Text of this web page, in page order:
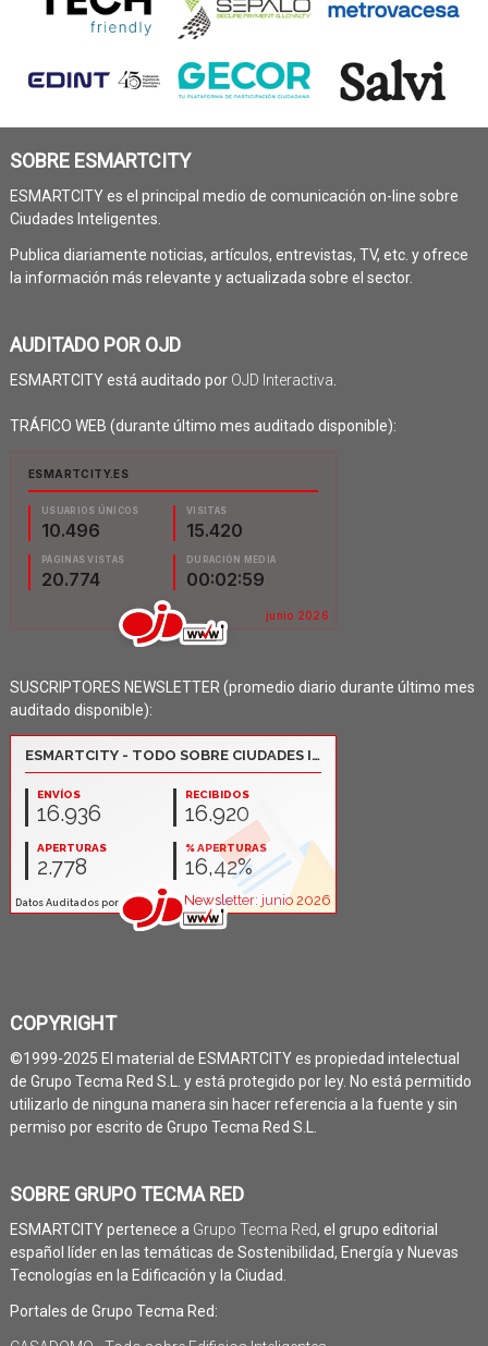
SOBRE ESMARTCITY
ESMARTCITY es el principal medio de comunicación on-line sobre
Ciudades Inteligentes.
Publica diariamente noticias, artículos, entrevistas, TV, etc. y ofrece
la información más relevante y actualizada sobre el sector.
AUDITADO POR OJD
ESMARTCITY está auditado por OJD Interactiva
TRÁFICO WEB (durante último mes auditado disponible):
SUSCRIPTORES NEWSLETTER (promedio diario durante último mes
auditado disponible):
COPYRIGHT
©1999-2025 El material de ESMARTCITY es propiedad intelectual
de Grupo Tecma Red S.L. y está protegido por ley. No está permitido
utilizarlo de ninguna manera sin hacer referencia a la fuente y sin
permiso por escrito de Grupo Tecma Red S.L.
SOBRE GRUPO TECMA RED
ESMARTCITY pertenece a Grupo Tecma Red, el grupo editorial
español líder en las temáticas de Sostenibilidad, Energía y Nuevas
Tecnologías en la Edificación y la Ciudad.
Portales de Grupo Tecma Red: